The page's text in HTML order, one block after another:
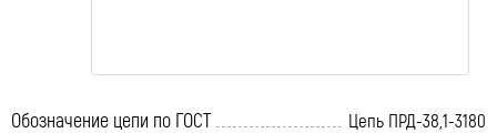
Обозначение цепи по ГОСТ Цепь ПРД-38,1-3180